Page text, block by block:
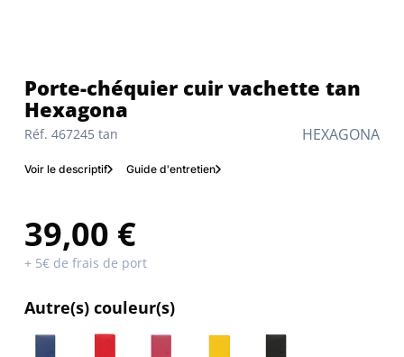
HEXAGONA
Réf. 467245 tan
Porte-chéquier cuir vachette tan
Hexagona
Voir le descriptif Guide d'entretien
39,00 €
+ 5€ de frais de port
Autre(s) couleur(s)